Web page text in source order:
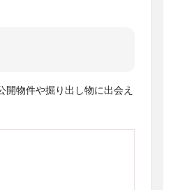
物件や掘り出し物に出会え